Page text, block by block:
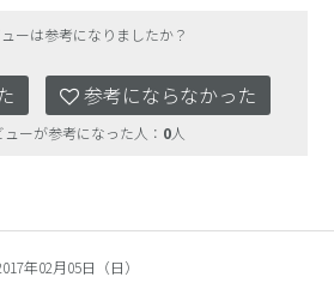
ーは参考になりましたか？
参考にならなかった
ューが参考になった人： 0人
年02月05日（日）